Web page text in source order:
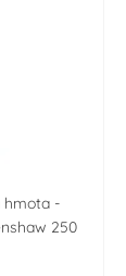
hmota -
250